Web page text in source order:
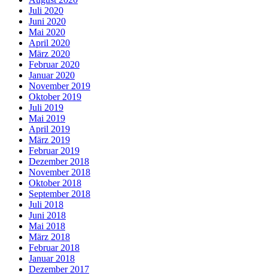
Juli 2020
Juni 2020
Mai 2020
April 2020
März 2020
Februar 2020
Januar 2020
November 2019
Oktober 2019
Juli 2019
Mai 2019
April 2019
März 2019
Februar 2019
Dezember 2018
November 2018
Oktober 2018
September 2018
Juli 2018
Juni 2018
Mai 2018
März 2018
Februar 2018
Januar 2018
Dezember 2017